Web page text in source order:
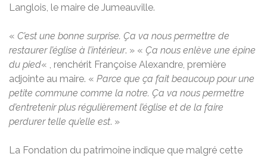
Langlois, le maire de Jumeauville.
« C’est une bonne surprise. Ça va nous permettre de
restaurer l’église à l’intérieur. » « Ça nous enlève une épine
du pied« , renchérit Françoise Alexandre, première
adjointe au maire. « Parce que ça fait beaucoup pour une
petite commune comme la notre. Ça va nous permettre
d’entretenir plus régulièrement l’église et de la faire
perdurer telle qu’elle est. »
La Fondation du patrimoine indique que malgré cette